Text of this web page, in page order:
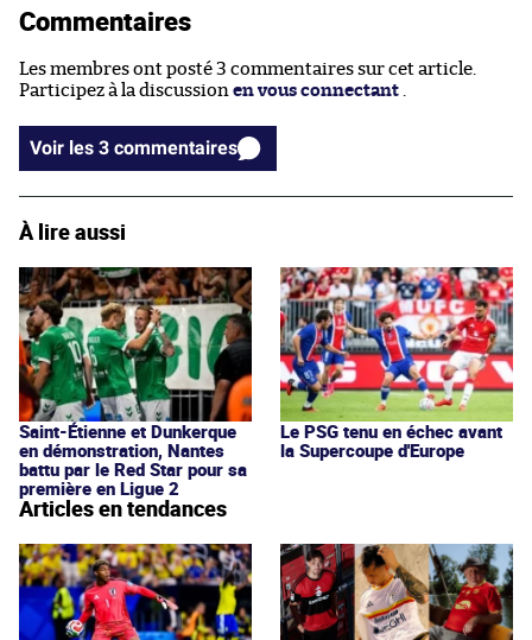
Commentaires
Les membres ont posté 3 commentaires sur cet article.
Participez à la discussion en vous connectant
Voir les 3 commentaires
À lire aussi
Saint-Étienne et Dunkerque
en démonstration, Nantes
battu par le Red Star pour sa
première en Ligue 2
Le PSG tenu en échec avant
la Supercoupe d'Europe
Articles en tendances